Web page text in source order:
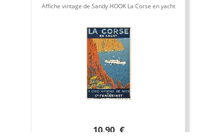
Affiche vintage de Sandy HOOK La Corse en yacht
10.90 €